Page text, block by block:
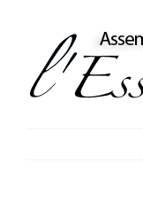
content